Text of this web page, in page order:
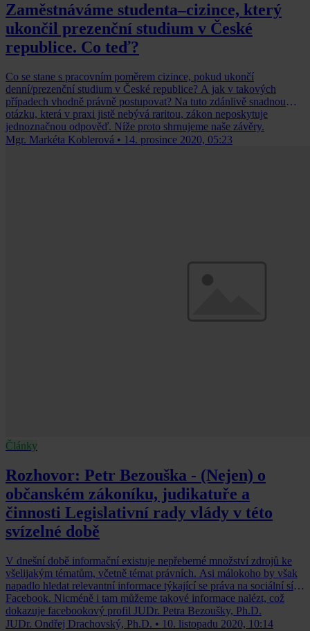
Zaměstnáváme studenta–cizince, který
ukončil prezenční studium v České
republice. Co teď?
Co se stane s pracovním poměrem cizince, pokud ukončí
denní/prezenční studium v České republice? A jak v takových
případech vhodně právně postupovat? Na tuto zdánlivě snadnou
otázku, která v praxi jistě nebývá raritou, zákon neposkytuje
jednoznačnou odpověď. Níže proto shrnujeme naše závěry.
Mgr. Markéta Koblerová • 14. prosince 2020, 05:23
Články
Rozhovor: Petr Bezouška - (Nejen) o
občanském zákoníku, judikatuře a
činnosti Legislativní rady vlády v této
svízelné době
V dnešní době informační existuje nepřeberné množství zdrojů ke
všelijakým tématům, včetně témat právních. Asi málokoho by však
napadlo hledat relevantní informace týkající se práva na sociální síti
Facebook. Nicméně i tam můžeme takové informace nalézt, což
dokazuje facebookový profil JUDr. Petra Bezoušky, Ph.D.
JUDr. Ondřej Drachovský, Ph.D. • 10. listopadu 2020, 10:14